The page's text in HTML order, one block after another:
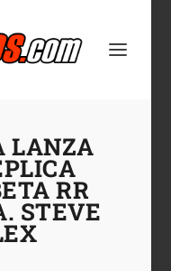
LANZA
RR
STEVE